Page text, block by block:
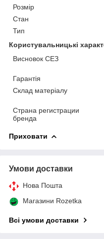
Розмір
Стан
Тип
Користувальницькі
Висновок СЕЗ
Гарантія
Склад матеріалу
Страна регистрации
бренда
Приховати
Умови доставки
Нова Пошта
Магазини Rozetka
Всі умови доставки